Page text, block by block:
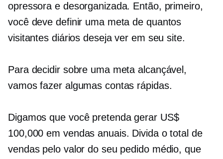
opressora e desorganizada. Então, primeiro,
você deve definir uma meta de quantos
visitantes diários deseja ver em seu site.
Para decidir sobre uma meta alcançável,
vamos fazer algumas contas rápidas.
Digamos que você pretenda gerar US$
100,000 em vendas anuais. Divida o total de
vendas pelo valor do seu pedido médio, que